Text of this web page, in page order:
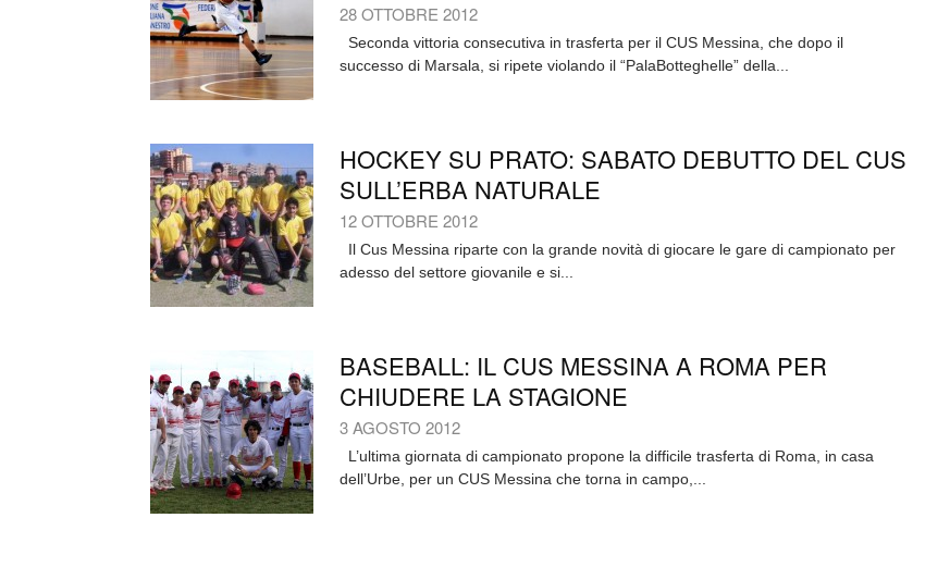
28 OTTOBRE 2012
Seconda vittoria consecutiva in trasferta per il CUS Messina, che dopo il
successo di Marsala, si ripete violando il “PalaBotteghelle” della...
HOCKEY SU PRATO: SABATO DEBUTTO DEL CUS
SULL’ERBA NATURALE
12 OTTOBRE 2012
Il Cus Messina riparte con la grande novità di giocare le gare di campionato per
adesso del settore giovanile e si...
BASEBALL: IL CUS MESSINA A ROMA PER
CHIUDERE LA STAGIONE
3 AGOSTO 2012
L’ultima giornata di campionato propone la difficile trasferta di Roma, in casa
dell’Urbe, per un CUS Messina che torna in campo,...